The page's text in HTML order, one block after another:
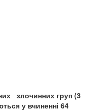
злочинних груп (3
у вчиненні 64